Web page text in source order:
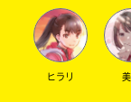
ヒラリ